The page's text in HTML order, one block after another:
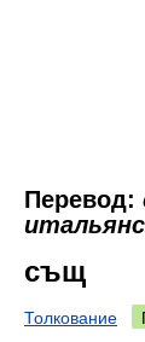
Перевод:
същ
Толкование